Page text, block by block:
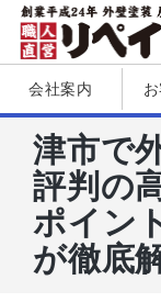
会社案内
津市で
評判の
ポイン
が徹底